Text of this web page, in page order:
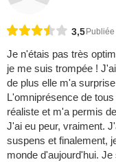
3,5
Je n'étais pas très
je me suis trompée !
de plus elle m'a
L'omniprésence de
réaliste et m'a permis
J'ai eu peur, vraiment.
suspens et finalement,
monde d'aujourd'hui.